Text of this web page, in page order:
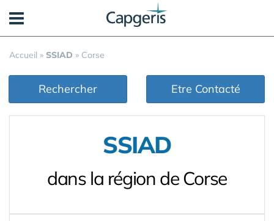
Accueil » SSIAD » Corse
Rechercher Etre Contacté
SSIAD
dans la région de Corse